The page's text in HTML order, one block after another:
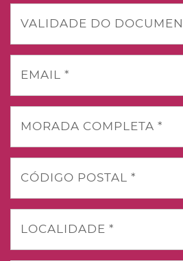
VALIDADE DO
EMAIL *
MORADA COMPLETA *
CÓDIGO POSTAL *
LOCALIDADE *